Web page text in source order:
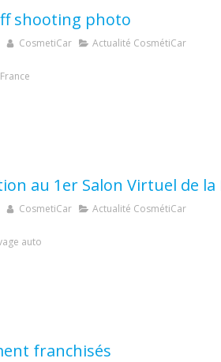
shooting photo
CosmetiCar Actualité CosmétiCar
au 1er Salon Virtuel de la
CosmetiCar Actualité CosmétiCar
auto
franchisés